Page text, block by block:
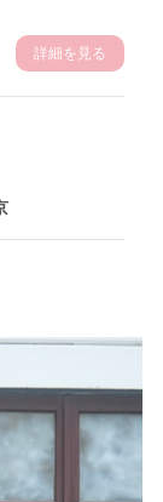
詳細を見る